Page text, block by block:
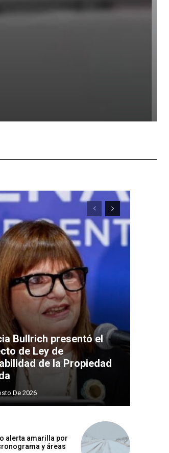
Bullrich presentó el
de Ley de
de la Propiedad
De 2026
alerta amarilla por
y áreas